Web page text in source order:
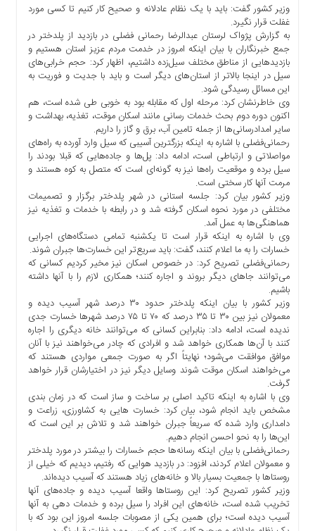
آموزشی
دسترسی
سریع
ارتباط
برگه
نمونه
تعرفه
درباره
اخبار
سایت
برگه
تعرفه
درباره
چند
رسانه
ارتباط
برگه
نمونه
وزیر کشور گفت: باید با یک نظام عادلانه و صحیح کار کنیم تا کسی مورد
غفلت قرار نگیرد.
به گزارش پژواک لرستان عبدالرضا رحمانی فضلی در بازدید از پلدختر در
جمع خبرنگاران با بیان اینکه امروز در خدمت مردم عزیز استان هستیم و
بازدیدهایی از مناطق مختلف سیل‌زده داشتیم، اظهار کرد: حجم خرابی‌های
سیل در اینجا بالاتر از استان‌های دیگر است و باید با جدیت و فوریت به
این مسائل رسیدگی شود.
وی خاطرنشان کرد: مرحله اول که مقابله بود به خوبی طی شده است، هم
اکنون دوره دوم بحث خدمات رسانی مانند اسکان موقت، تغذیه، بهداشت و
سایر امدادرسانی‌ها از جمله تامین آب، برق و گاز را داریم.
رحمانی‌فضلی با اشاره به اینکه بزرگترین آسیبی که سیل وارد آورده به راه‌های
مواصلاتی و ارتباطی است، ادامه داد: پل‌ها و جاده‌هایی که قبلا بودند را
سیل برده و موقعیت راه‌ها نیز به گونه‌ای است که متصل به کوه هستند و
مرمت آنها کار سختی است.
وزیر کشور بیان کرد: جلسه استانی در شهر پلدختر برگزار و تصمیمات
مختلفی در مورد نحوه اسکان گرفته شد و در رابطه با خدمات و تغذیه نیز
هماهنگی‌ها به عمل آمد.
وی با اشاره به اینکه قرار است تا یکشنبه تمامی دستگاه‌های اجرایی
خسارات را به ما اعلام کنند، گفت: باید سریع‌تر این خسارت‌ها جبران شوند.
رحمانی‌فضلی تصریح کرد: در خصوص اسکان نیز مخیر کردیم کسانی که
می‌توانند جاهای دیگر بروند و اجاره کنند؛ همکاری لازم را با آنها داشته
باشیم.
وزیر کشور با بیان اینکه پلدختر حدود ۳۰ درصد شهر آسیب دیده و
معمولان نیز بین ۳۰ تا ۳۵ درصد که ۷۰ تا ۷۵ درصد شهرها خسارت جدی
ندیده است، ادامه داد: بنابراین کسانی که می‌توانند خانه دیگری را اجاره
کنند با آن‌ها همکاری خواهد شد و افرادی که چادر می‌خواهند نیز با آنان
موافق موافقت می‌شود؛ نهایتاً اگر به صورت جمعی مواردی هستند که
می‌خواهند اسکان موقت شوند وسایل دیگر نیز در اختیارشان قرار خواهد
گرفت.
وی با اشاره به اینکه تاکید اصلی بر ساخت و ساز است که در زمان بندی
مشخص باید انجام شود، بیان کرد: خسارت هایی به کشاورزی، زراعت و
دامداری وارد شده که سریعاً جبران خواهند شد و تلاش بر این است که
این‌ها را به نحو احسن انجام دهیم.
رحمانی‌فضلی با بیان اینکه رسانه‌ها حجم خسارات را بیشتر در مورد پلدختر
و معمولان اعلام کردند، افزود: در بازدید هوایی که رفتیم، دیدیم که خیلی از
روستاها با جمعیت بسیار بالا و خانه‌های زیاد هستند که آسیب دیده‌اند.
وزیر کشور تصریح کرد: این روستاها واقعا آسیب دیده و جاده‌های آنها
تخریب شده است، خانه‌های این افراد را سیل برده و خدمات دهی به آنها
آسیب دیده است؛ برای همین یکی از مصوبات جلسه امروز این بود که با